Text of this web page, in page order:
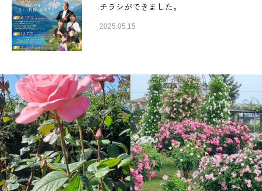
チラシができました。
2025.05.15